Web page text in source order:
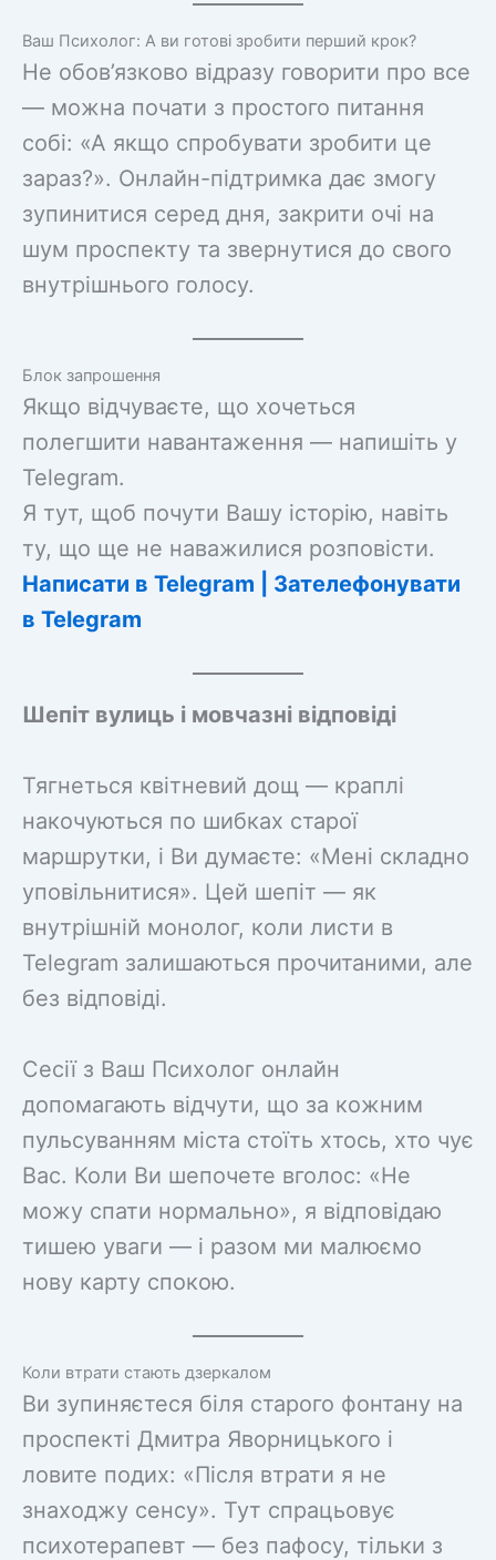
Ваш Психолог: А ви готові зробити перший крок?
Не обов’язково відразу говорити про все
— можна почати з простого питання
собі: «А якщо спробувати зробити це
зараз?». Онлайн-підтримка дає змогу
зупинитися серед дня, закрити очі на
шум проспекту та звернутися до свого
внутрішнього голосу.
Блок запрошення
Якщо відчуваєте, що хочеться
полегшити навантаження — напишіть у
Telegram.
Я тут, щоб почути Вашу історію, навіть
ту, що ще не наважилися розповісти.
Написати в Telegram | Зателефонувати
в Telegram
Шепіт вулиць і мовчазні відповіді
Тягнеться квітневий дощ — краплі
накочуються по шибках старої
маршрутки, і Ви думаєте: «Мені складно
уповільнитися». Цей шепіт — як
внутрішній монолог, коли листи в
Telegram залишаються прочитаними, але
без відповіді.
Сесії з Ваш Психолог онлайн
допомагають відчути, що за кожним
пульсуванням міста стоїть хтось, хто чує
Вас. Коли Ви шепочете вголос: «Не
можу спати нормально», я відповідаю
тишею уваги — і разом ми малюємо
нову карту спокою.
Коли втрати стають дзеркалом
Ви зупиняєтеся біля старого фонтану на
проспекті Дмитра Яворницького і
ловите подих: «Після втрати я не
знаходжу сенсу». Тут спрацьовує
психотерапевт — без пафосу, тільки з